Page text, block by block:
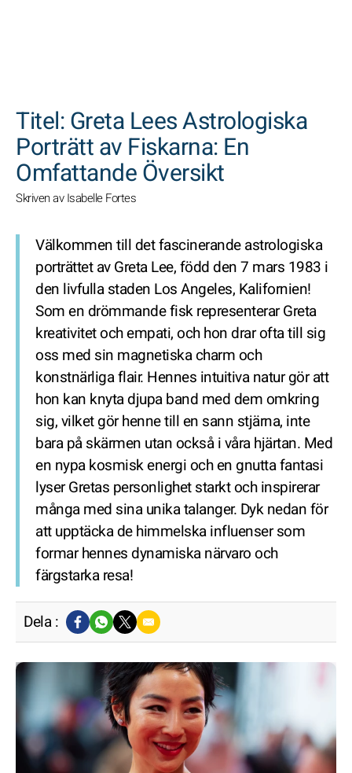
Titel: Greta Lees Astrologiska
Porträtt av Fiskarna: En
Omfattande Översikt
Skriven av Isabelle Fortes
Välkommen till det fascinerande astrologiska
porträttet av Greta Lee, född den 7 mars 1983 i
den livfulla staden Los Angeles, Kalifornien!
Som en drömmande fisk representerar Greta
kreativitet och empati, och hon drar ofta till sig
oss med sin magnetiska charm och
konstnärliga flair. Hennes intuitiva natur gör att
hon kan knyta djupa band med dem omkring
sig, vilket gör henne till en sann stjärna, inte
bara på skärmen utan också i våra hjärtan. Med
en nypa kosmisk energi och en gnutta fantasi
lyser Gretas personlighet starkt och inspirerar
många med sina unika talanger. Dyk nedan för
att upptäcka de himmelska influenser som
formar hennes dynamiska närvaro och
färgstarka resa!
Dela :